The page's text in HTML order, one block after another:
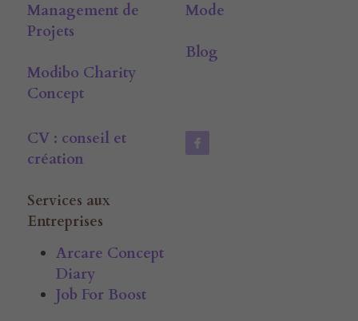
Management de
Projets
Modibo Charity
Concept
Mode
Blog
CV : conseil et
création
Services aux
Entreprises
Arcare Concept
Diary
Job For Boost